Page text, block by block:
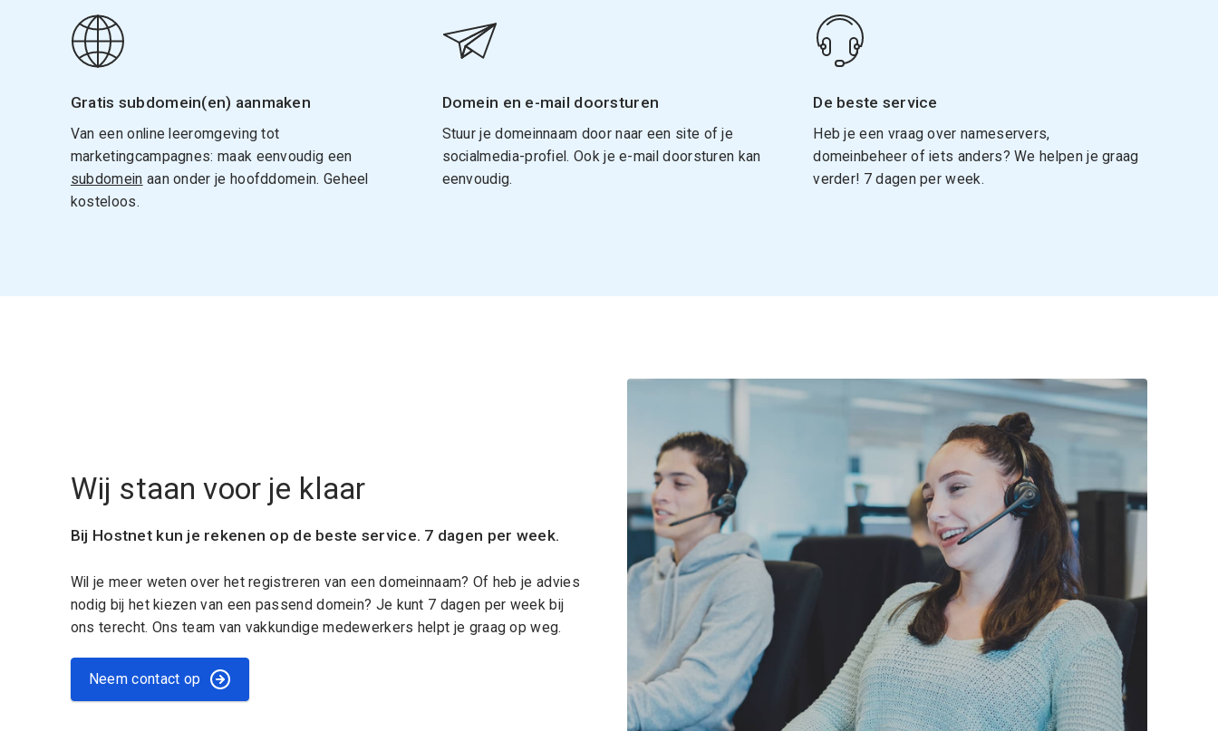
Gratis subdomein(en) aanmaken
Van een online leeromgeving tot
marketingcampagnes: maak eenvoudig een
subdomein aan onder je hoofddomein. Geheel
kosteloos.
Domein en e-mail doorsturen
Stuur je domeinnaam door naar een site of je
socialmedia-profiel. Ook je e-mail doorsturen kan
eenvoudig.
De beste service
Heb je een vraag over nameservers,
domeinbeheer of iets anders? We helpen je graag
verder! 7 dagen per week.
Wij staan voor je klaar
Bij Hostnet kun je rekenen op de beste service. 7 dagen per week.
Wil je meer weten over het registreren van een domeinnaam? Of heb je advies
nodig bij het kiezen van een passend domein? Je kunt 7 dagen per week bij
ons terecht. Ons team van vakkundige medewerkers helpt je graag op weg.
Neem contact op